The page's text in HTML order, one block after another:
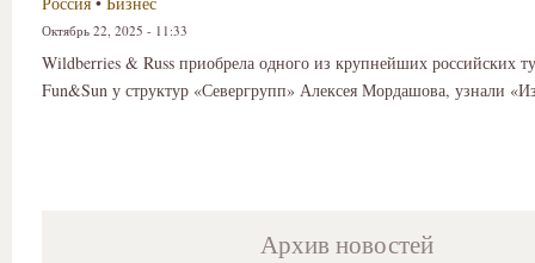
Октябрь 22, 2025 - 11:33
Wildberries & Russ приобрела одного из крупнейших российских
Fun&Sun у структур «Севергрупп» Алексея Мордашова, узнали
Архив новостей